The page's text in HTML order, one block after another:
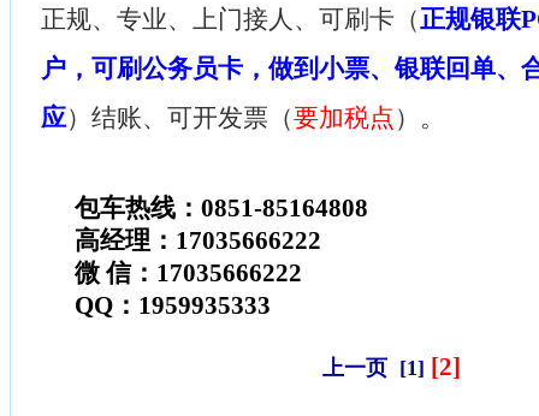
正规、专业、上门接人、可刷卡（正规银联
户，可刷公务员卡，做到小票、银联回单、
应）结账、可开发票（要加税点 ）。
包车热线：0851-85164808
高经理：17035666222
微 信：17035666222
QQ：1959935333
上一页 [1] [2]